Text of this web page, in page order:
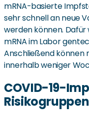
mRNA-basierte
sehr schnell an neue
werden können.
mRNA im Labor
Anschließend können
innerhalb weniger
COVID-19-
Risikogruppen